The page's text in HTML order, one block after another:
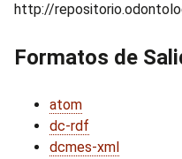
http://
Formatos de
atom
dc-rdf
dcmes-xml